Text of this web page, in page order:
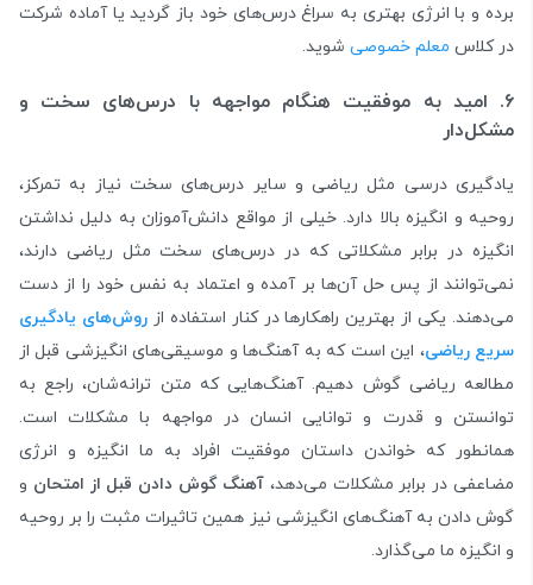
برده و با انرژی بهتری به سراغ درس‌های خود باز گردید یا آماده شرکت
در کلاس معلم خصوصی شوید.
۶. امید به موفقیت هنگام مواجهه با درس‌های سخت و
مشکل‌دار
یادگیری درسی مثل ریاضی و سایر درس‌های سخت نیاز به تمرکز،
روحیه و انگیزه بالا دارد. خیلی از مواقع دانش‌آموزان به دلیل نداشتن
انگیزه در برابر مشکلاتی که در درس‌های سخت مثل ریاضی دارند،
نمی‌توانند از پس حل آن‌ها بر آمده و اعتماد به نفس خود را از دست
می‌دهند. یکی از بهترین راهکارها در کنار استفاده ازروش‌های یادگیری
سریع ریاضی، این است که به آهنگ‌ها و موسیقی‌های انگیزشی قبل از
مطالعه ریاضی گوش دهیم. آهنگ‌هایی که متن ترانه‌شان، راجع به
توانستن و قدرت و توانایی انسان در مواجهه با مشکلات است.
همانطور که خواندن داستان موفقیت افراد به ما انگیزه و انرژی
مضاعفی در برابر مشکلات می‌دهد،آهنگ گوش دادن قبل از امتحان و
گوش دادن به آهنگ‌های انگیزشی نیز همین تاثیرات مثبت را بر روحیه
و انگیزه ما می‌گذارد.